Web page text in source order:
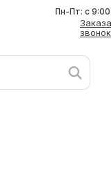
звонок
Пн-Пт: с